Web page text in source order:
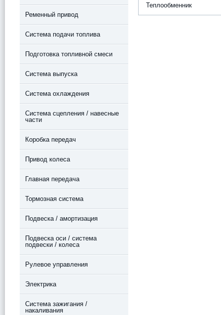
Ременный привод
Система подачи топлива
Подготовка топливной смеси
Система выпуска
Система охлаждения
Система сцепления / навесные
части
Коробка передач
Привод колеса
Главная передача
Тормозная система
Подвеска / амортизация
Подвеска оси / система
подвески / колеса
Рулевое управления
Электрика
Система зажигания /
накаливания
Теплообменник